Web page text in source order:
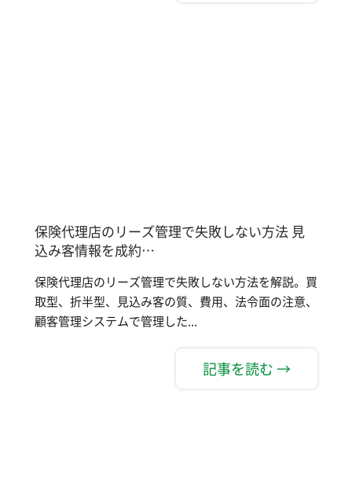
保険代理店のリーズ管理で失敗しない方法 見
込み客情報を成約…
保険代理店のリーズ管理で失敗しない方法を解説。買
取型、折半型、見込み客の質、費用、法令面の注意、
顧客管理システムで管理した...
記事を読む →